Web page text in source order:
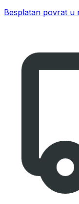
Besplatan povrat u